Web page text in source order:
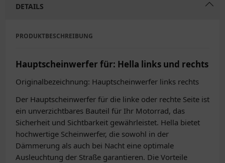
DETAILS
PRODUKTBESCHREIBUNG
Hauptscheinwerfer für: Hella links und rechts
Originalbezeichnung: Hauptscheinwerfer links rechts
Der Hauptscheinwerfer für die linke oder rechte Seite ist
ein unverzichtbares Bauteil für Ihr Motorrad, das
Sicherheit und Sichtbarkeit gewährleistet. Hella bietet
hochwertige Scheinwerfer, die sowohl in der
Dämmerung als auch bei Nacht eine optimale
Ausleuchtung der Straße garantieren. Die Vorteile